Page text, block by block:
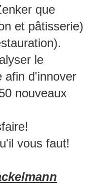
que
et pâtisserie)
le
afin d'innover
nouveaux
vous faut!